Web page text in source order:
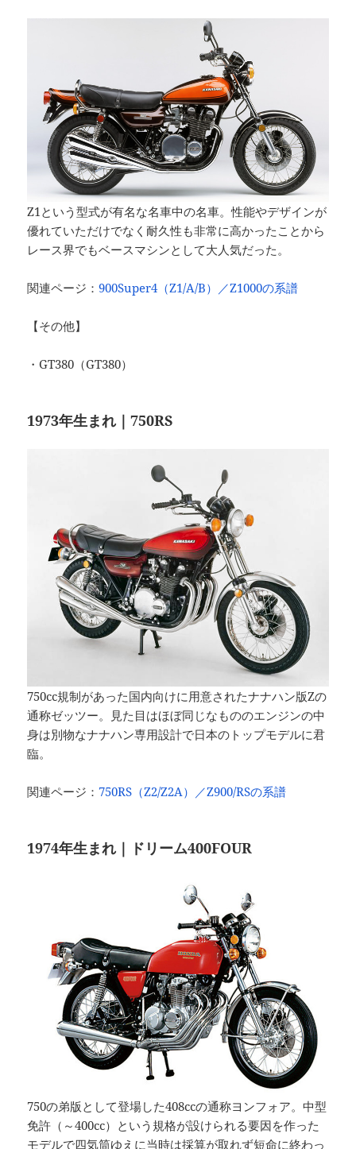
Z1という型式が有名な名車中の名車。性能やデザインが
優れていただけでなく耐久性も非常に高かったことから
レース界でもベースマシンとして大人気だった。
関連ページ：900Super4（Z1/A/B）／Z1000の系譜
【その他】
・GT380（GT380）
1973年生まれ｜750RS
750cc規制があった国内向けに用意されたナナハン版Zの
通称ゼッツー。見た目はほぼ同じなもののエンジンの中
身は別物なナナハン専用設計で日本のトップモデルに君
臨。
関連ページ： 750RS（Z2/Z2A）／Z900/RSの系譜
1974年生まれ｜ドリーム400FOUR
750の弟版として登場した408ccの通称ヨンフォア。中型
免許（～400cc）という規格が設けられる要因を作った
モデルで四気筒ゆえに当時は採算が取れず短命に終わっ